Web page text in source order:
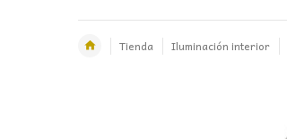
Tienda Iluminación interior